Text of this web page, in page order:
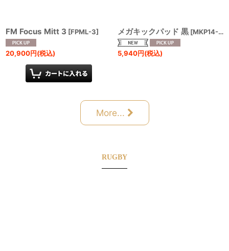
FM Focus Mitt 3 [FPML-3]
20,900円(税込)
メガキックパッド 黒 [MKP14-BK
5,940円(税込)
More...
RUGBY